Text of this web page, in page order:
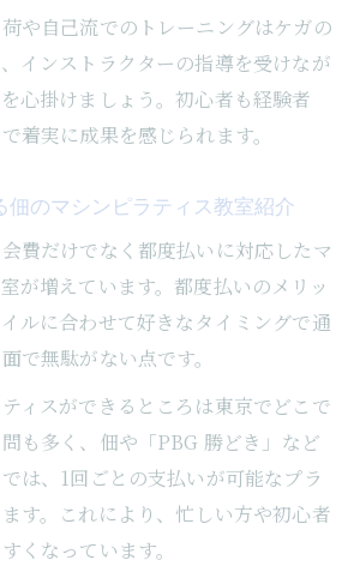
や自己流でのトレーニングはケガの
インストラクターの指導を受けなが
心掛けましょう。初心者も経験者
着実に成果を感じられます。
佃のマシンピラティス教室紹介
費だけでなく都度払いに対応したマ
が増えています。都度払いのメリッ
ルに合わせて好きなタイミングで通
で無駄がない点です。
ティスができるところは東京でどこで
も多く、佃や「PBG 勝どき」など
は、1回ごとの支払いが可能なプラ
す。これにより、忙しい方や初心者
くなっています。